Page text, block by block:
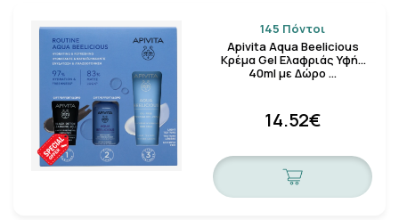
145 Πόντοι
Apivita Aqua Beelicious
Κρέμα Gel Ελαφριάς Υφής
40ml με Δώρο …
14.52€